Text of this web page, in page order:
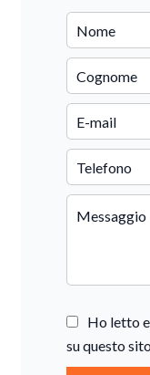
Ho letto
su questo